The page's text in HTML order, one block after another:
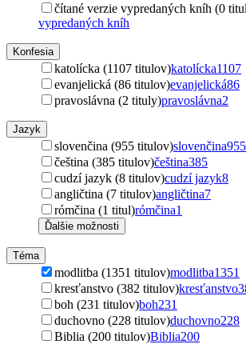
čítané verzie vypredaných kníh (0
vypredaných kníh
Konfesia
katolícka (1107 titulov)katolícka1107
evanjelická (86 titulov)evanjelická86
pravoslávna (2 tituly)pravoslávna2
Jazyk
slovenčina (955 titulov)slovenčina955
čeština (385 titulov)čeština385
cudzí jazyk (8 titulov)cudzí jazyk8
angličtina (7 titulov)angličtina7
rómčina (1 titul)rómčina1
Ďalšie možnosti
Téma
modlitba (1351 titulov)modlitba1351
kresťanstvo (382 titulov)kresťanstvo
boh (231 titulov)boh231
duchovno (228 titulov)duchovno228
Biblia (200 titulov)Biblia200